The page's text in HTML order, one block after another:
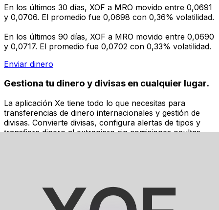
En los últimos 30 días, XOF a MRO movido entre 0,0691
y 0,0706. El promedio fue 0,0698 con 0,36% volatilidad.
En los últimos 90 días, XOF a MRO movido entre 0,0690
y 0,0717. El promedio fue 0,0702 con 0,33% volatilidad.
Enviar dinero
Gestiona tu dinero y divisas en cualquier lugar.
La aplicación Xe tiene todo lo que necesitas para
transferencias de dinero internacionales y gestión de
divisas. Convierte divisas, configura alertas de tipos y
transfiere dinero al extranjero sin comisiones ocultas.